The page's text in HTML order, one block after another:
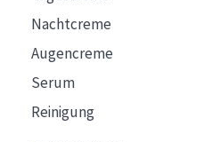
Nachtcreme
Augencreme
Serum
Reinigung